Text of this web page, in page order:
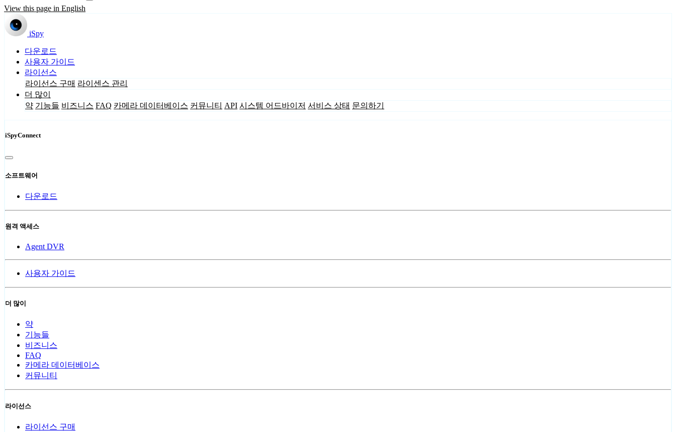
View this page in English
iSpy
다운로드
사용자 가이드
라이선스
라이선스 구매 라이센스 관리
더 많이
약 기능들 비즈니스 FAQ 카메라 데이터베이스 커뮤니티 API 시스템 어드바이저 서비스 상태 문의하기
iSpyConnect
소프트웨어
다운로드
원격 액세스
Agent DVR
사용자 가이드
더 많이
약
기능들
비즈니스
FAQ
카메라 데이터베이스
커뮤니티
라이선스
라이선스 구매